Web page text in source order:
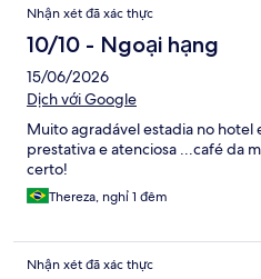
xét
Nhận xét đã xác thực
10/10 - Ngoại hạng
15/06/2026
Dịch với Google
Muito agradável estadia no
prestativa e atenciosa ...café da
certo!
Thereza, nghỉ 1 đêm
Nhận xét đã xác thực